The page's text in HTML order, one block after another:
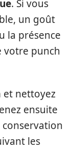
. Si vous
un goût
la présence
votre punch
et nettoyez
ensuite
les